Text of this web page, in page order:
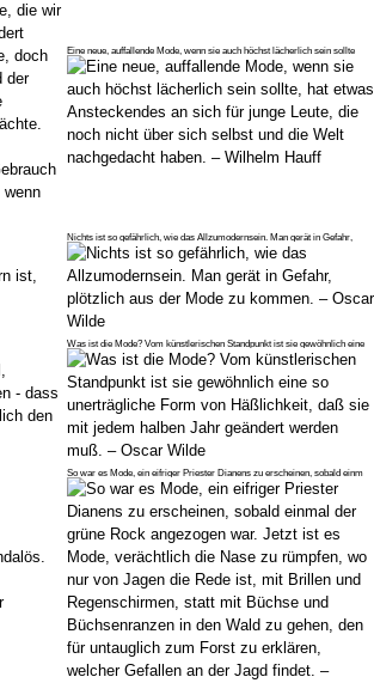
Eine neue, auffallende Mode, wenn sie auch höchst lächerlich sein sollte
Nichts ist so gefährlich, wie das Allzumodernsein. Man gerät in Gefahr,
Was ist die Mode? Vom künstlerischen Standpunkt ist sie gewöhnlich eine
So war es Mode, ein eifriger Priester Dianens zu erscheinen, sobald einm